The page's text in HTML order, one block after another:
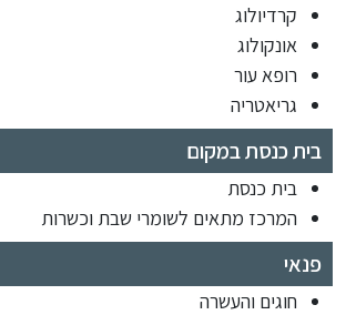
קרדיולוג
אונקולוג
רופא עור
גריאטריה
בית כנסת במקום
בית כנסת
המרכז מתאים לשומרי שבת וכשרות
פנאי
חוגים והעשרה